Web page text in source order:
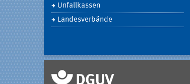
Unfallkassen
Landesverbände